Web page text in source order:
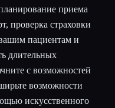
приема
проверка страховки
пациентам и
длительных
с возможностей
возможности
искусственного